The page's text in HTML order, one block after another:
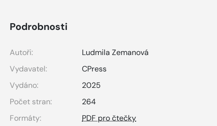
Podrobnosti
Autoři:
Ludmila Zemanová
Vydavatel:
CPress
Vydáno:
2025
Počet stran:
264
Formáty:
PDF pro čtečky